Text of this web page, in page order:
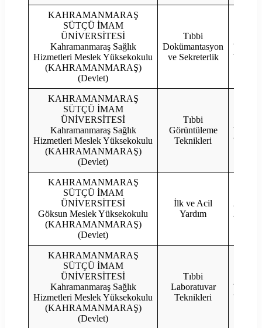
KAHRAMANMARAŞ
SÜTÇÜ İMAM
ÜNİVERSİTESİ
Kahramanmaraş Sağlık
Hizmetleri Meslek Yüksekokulu
(KAHRAMANMARAŞ)
(Devlet)
Tıbbi
Dokümantasyon
ve Sekreterlik
KAHRAMANMARAŞ
SÜTÇÜ İMAM
ÜNİVERSİTESİ
Kahramanmaraş Sağlık
Hizmetleri Meslek Yüksekokulu
(KAHRAMANMARAŞ)
(Devlet)
Tıbbi
Görüntüleme
Teknikleri
KAHRAMANMARAŞ
SÜTÇÜ İMAM
ÜNİVERSİTESİ
Göksun Meslek Yüksekokulu
(KAHRAMANMARAŞ)
(Devlet)
İlk ve Acil
Yardım
KAHRAMANMARAŞ
SÜTÇÜ İMAM
ÜNİVERSİTESİ
Kahramanmaraş Sağlık
Hizmetleri Meslek Yüksekokulu
(KAHRAMANMARAŞ)
(Devlet)
Tıbbi
Laboratuvar
Teknikleri